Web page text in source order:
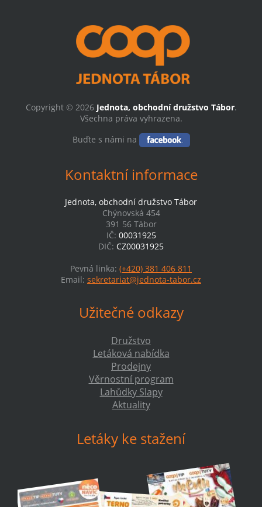
Copyright © 2026 Jednota, obchodní družstvo Tábor.
Všechna práva vyhrazena.
Buďte s námi na
Kontaktní informace
Jednota, obchodní družstvo Tábor
Chýnovská 454
391 56 Tábor
IČ: 00031925
DIČ: CZ00031925
Pevná linka: (+420) 381 406 811
Email: sekretariat@jednota-tabor.cz
Užitečné odkazy
Družstvo
Letáková nabídka
Prodejny
Věrnostní program
Lahůdky Slapy
Aktuality
Letáky ke stažení